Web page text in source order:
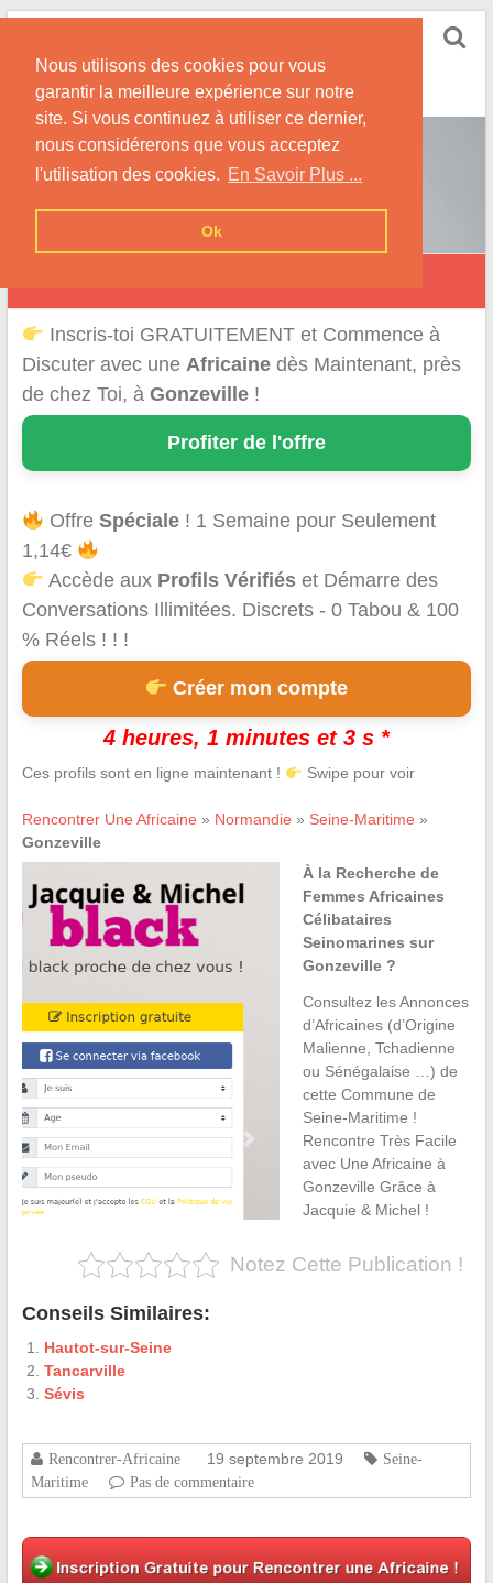
Nous utilisons des cookies pour vous
garantir la meilleure expérience sur notre
site. Si vous continuez à utiliser ce dernier,
nous considérerons que vous acceptez
l'utilisation des cookies. En Savoir Plus ...
Ok
Skip
content
Conseils et Infos pour la Rencontre d'une Belle
Africaine !
Inscris-toi GRATUITEMENT et Commence à
Discuter avec une Africainedès Maintenant, près
de chez Toi, à Gonzeville!
Profiter de l'offre
OffreSpéciale ! 1 Semaine pour Seulement
1,14€
Accède aux Profils Vérifiés et Démarre des
Conversations Illimitées. Discrets - 0 Tabou & 100
% Réels ! ! !
Créer mon compte
4 heures, 1 minutes et 3 s *
Ces profils sont en ligne maintenant ! Swipe pour voir
Rencontrer Une Africaine » Normandie » Seine-Maritime »
Gonzeville
À la Recherche de
Femmes Africaines
Célibataires
Seinomarines sur
Gonzeville ?
Consultez les Annonces
d’Africaines (d’Origine
Malienne, Tchadienne
ou Sénégalaise …) de
cette Commune de
Seine-Maritime !
Rencontre Très Facile
avec Une Africaine à
Gonzeville Grâce à
Jacquie & Michel !
Notez Cette Publication !
Conseils Similaires:
Hautot-sur-Seine
Tancarville
Sévis
Rencontrer-Africaine 19 septembre 2019
Seine-
Maritime
Pas de commentaire